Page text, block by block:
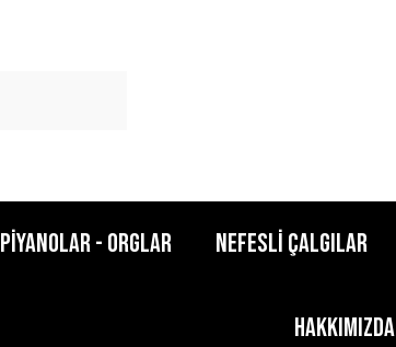
Piyanolar - Orglar Nefesli Çalgılar
Hakkımızda